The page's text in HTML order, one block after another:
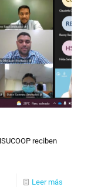
reciben
Leer más